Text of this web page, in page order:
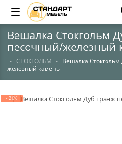
Вешалка Стокгольм
песочный/железный
СТОКГОЛЬМ
Вешалка
железный камень
- 26%